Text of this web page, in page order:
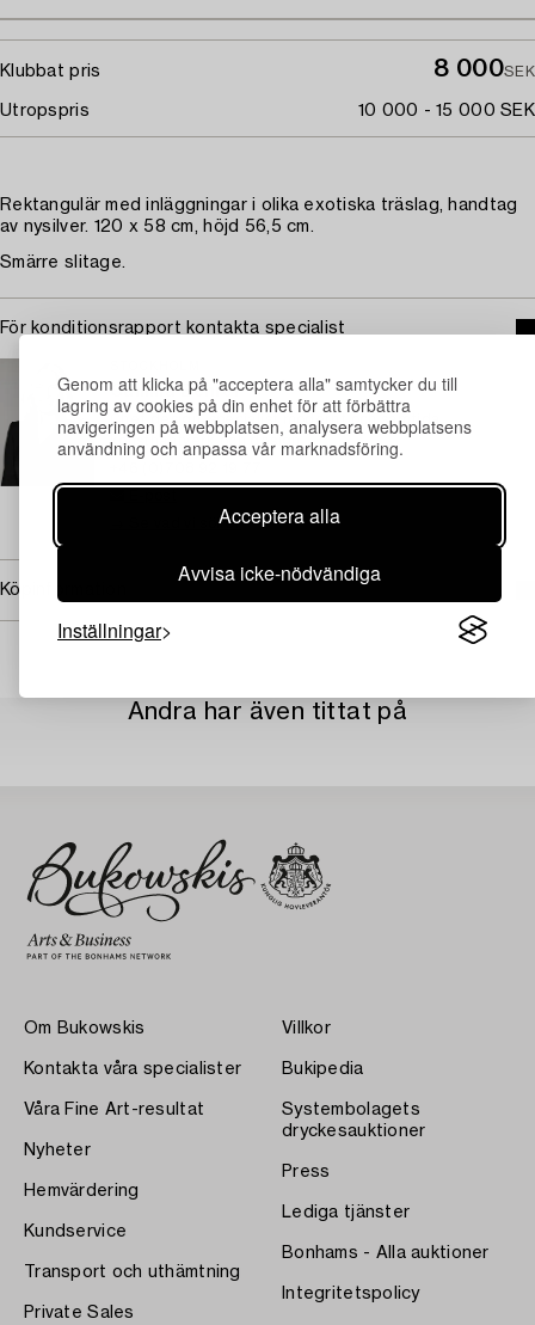
Genom att klicka på "acceptera alla" samtycker du till
lagring av cookies på din enhet för att förbättra
navigeringen på webbplatsen, analysera webbplatsens
användning och anpassa vår marknadsföring.
Acceptera alla
Avvisa icke-nödvändiga
Inställningar
Klubbat pris 8 000SEK
Utropspris 10 000 - 15 000 SEK
Rektangulär med inläggningar i olika exotiska träslag, handtag
av nysilver. 120 x 58 cm, höjd 56,5 cm.
Smärre slitage.
För konditionsrapport kontakta specialist
Camilla Behrer
Chef design, specialist modernt och samtida
konsthantverk och design
→ Se vad vi söker
Köpinformation
Andra har även tittat på
Om Bukowskis
Kontakta våra specialister
Våra Fine Art-resultat
Nyheter
Hemvärdering
Kundservice
Transport och uthämtning
Private Sales
Villkor
Bukipedia
Systembolagets
dryckesauktioner
Press
Lediga tjänster
Bonhams - Alla auktioner
Integritetspolicy